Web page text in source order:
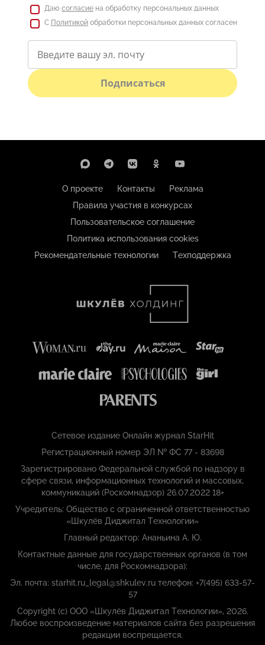
Даю согласие на обработку персональных данных
С Политикой обработки персональных данных согласен
Подписаться
О проекте Контакты
Реклама
Правила участия в конкурсах
Пользовательское соглашение
Политика использования cookies
Рекомендательные технологии
Техподдержка
Сетевое издание Онлайн журнал StarHit
Регистрационный номер ЭЛ № ФС 77 - 83698
Зарегистрировано Федеральной службой по надзору в
сфере связи, информационных технологий и массовых,
коммуникаций (Роскомнадзор) 26.07.2022 18+
Учредитель: Общество с ограниченной ответственностью
«Шкулёв Диджитал Технологии»
Главный редактор: Ананьина А. Ю.
Контактные данные для государственных органов (в том
числе, для Роскомнадзора):
Эл. почта: starhit.ru_legal@shkulev.ru телефон: +7(495) 633-57-
57
Copyright (с) ООО «Шкулёв Диджитал Технологии», 2026.
Любое воспроизведение материалов сайта без разрешения
редакции воспрещается.